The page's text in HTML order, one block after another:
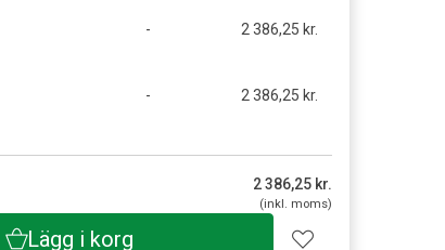
- 2 386,25 kr.
- 2 386,25 kr.
2 386,25kr.
(inkl. moms)
Lägg i korg